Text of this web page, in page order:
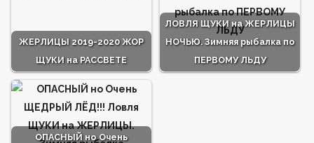
ЖЕРЛИЦЫ 2019-2020 ЖОР
ЩУКИ на РАССВЕТЕ
ЛОВЛЯ ЩУКИ на ЖЕРЛИЦЫ
НОЧЬЮ. Зимняя рыбалка по
ПЕРВОМУ ЛЬДУ
ОПАСНЫЙ но Очень